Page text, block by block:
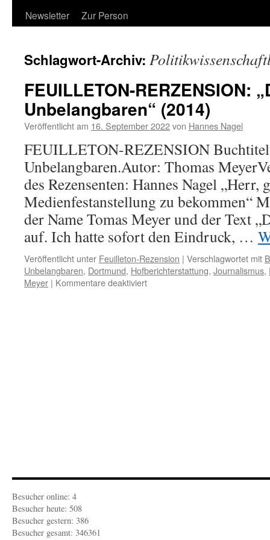
Newsletter
Zur Person
Schlagwort-Archiv:
FEUILLETON-RERZENSION:
Unbelangbaren“ (2014)
Veröffentlicht am 16. September 2022von Hannes Nagel
FEUILLETON-REZENSION
Unbelangbaren.Autor: Thomas
des Rezensenten: Hannes Nagel
Medienfestanstellung zu bekommen“
der Name Tomas Meyer und der Text
auf. Ich hatte sofort den Eindruck, …
Veröffentlicht unter Feuilleton-Rezension | Verschlagwortet mit
Unbelangbaren, Dortmund, Hofberichterstattung, Journalismus,
Meyer | Kommentare deaktiviertfür
Besucher online: 4
Besucher heute: 508
Besucher gestern: 386
Besucher gesamt: 346361